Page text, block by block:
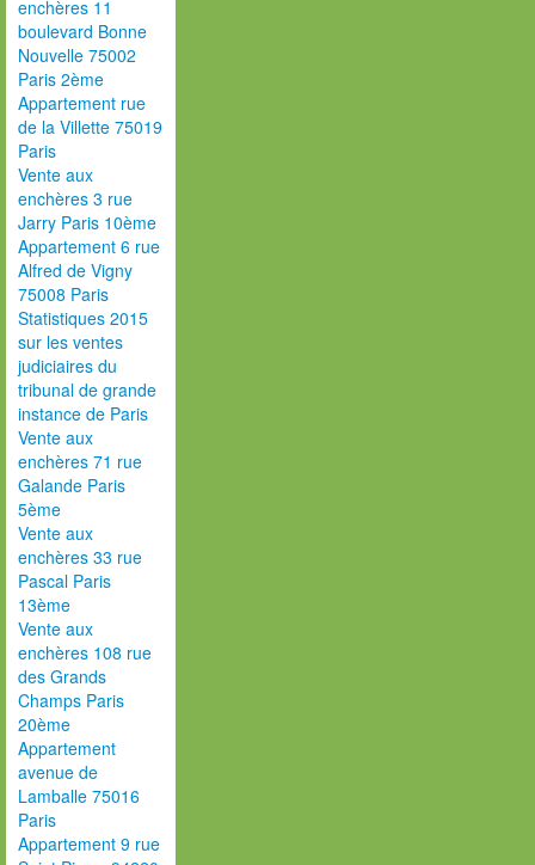
enchères 11
boulevard Bonne
Nouvelle 75002
Paris 2ème
Appartement rue
de la Villette 75019
Paris
Vente aux
enchères 3 rue
Jarry Paris 10ème
Appartement 6 rue
Alfred de Vigny
75008 Paris
Statistiques 2015
sur les ventes
judiciaires du
tribunal de grande
instance de Paris
Vente aux
enchères 71 rue
Galande Paris
5ème
Vente aux
enchères 33 rue
Pascal Paris
13ème
Vente aux
enchères 108 rue
des Grands
Champs Paris
20ème
Appartement
avenue de
Lamballe 75016
Paris
Appartement 9 rue